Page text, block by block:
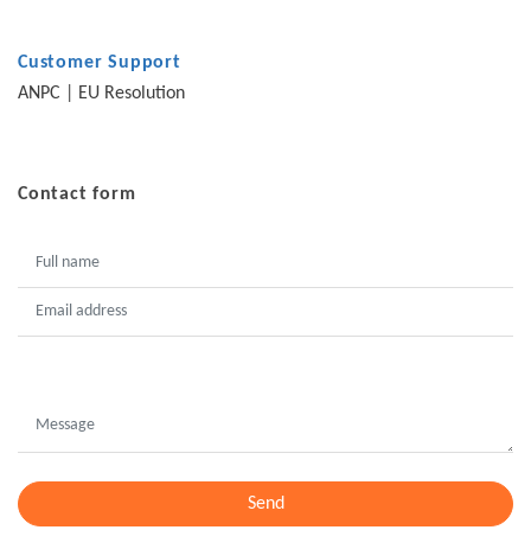
Customer Support
ANPC
EU Resolution
Contact form
Send